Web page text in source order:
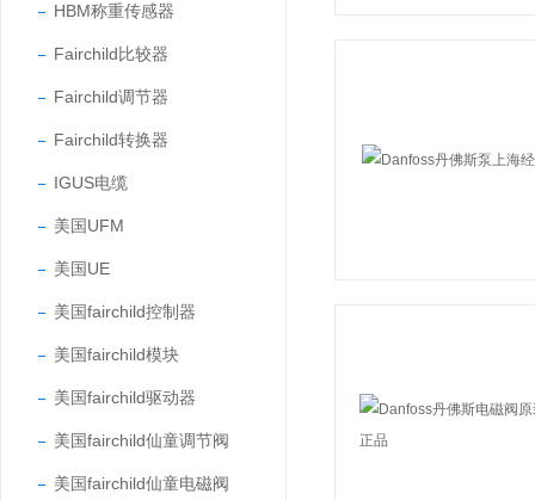
HBM称重传感器
Fairchild比较器
Fairchild调节器
Fairchild转换器
IGUS电缆
美国UFM
美国UE
美国fairchild控制器
美国fairchild模块
美国fairchild驱动器
美国fairchild仙童调节阀
美国fairchild仙童电磁阀